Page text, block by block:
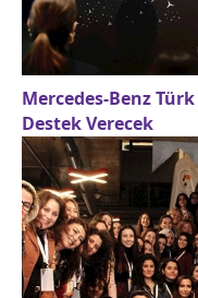
Mercedes-Benz
Destek Verecek